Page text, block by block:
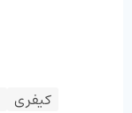
کیفری